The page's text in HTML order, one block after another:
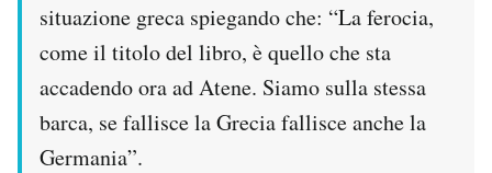
situazione greca spiegando che: “La ferocia,
come il titolo del libro, è quello che sta
accadendo ora ad Atene. Siamo sulla stessa
barca, se fallisce la Grecia fallisce anche la
Germania”.